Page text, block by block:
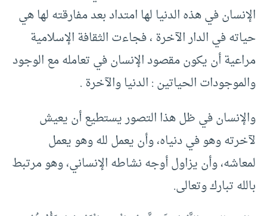
الإنسان في هذه الدنيا لها امتداد بعد مفارقته لها هي
حياته في الدار الآخرة ، فجاءت الثقافة الإسلامية
مراعية أن يكون مقصود الإنسان في تعامله مع الوجود
والموجودات الحياتين : الدنيا والآخرة .
والإنسان في ظل هذا التصور يستطيع أن يعيش
لآخرته وهو في دنياه، وأن يعمل لله وهو يعمل
لمعاشه، وأن يزاول أوجه نشاطه الإنساني، وهو مرتبط
بالله تبارك وتعالى.